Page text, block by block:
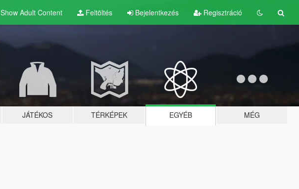
Show Adult Content Feltöltés Bejelentkezés Regisztráció
JÁTÉKOS TÉRKÉPEK EGYÉB MÉG